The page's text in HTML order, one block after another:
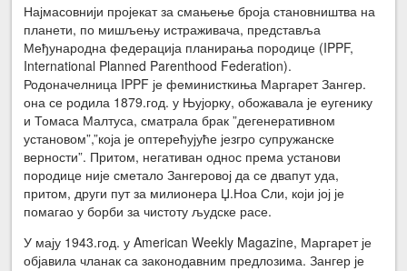
Најмасовнији пројекат за смањење броја становништва на
планети, по мишљењу истраживача, представља
Међународна федерација планирања породице (IPPF,
International Planned Parenthood Federation).
Родоначелница IPPF је феминисткиња Маргарет Зангер.
она се родила 1879.год. у Њујорку, обожавала је еугенику
и Томаса Малтуса, сматрала брак ”дегенеративном
установом”,”која је оптерећујуће језгро супружанске
верности”. Притом, негативан однос према установи
породице није сметало Зангеровој да се двапут уда,
притом, други пут за милионера Џ.Ноа Сли, који јој је
помагао у борби за чистоту људске расе.
У мају 1943.год. у American Weekly Magazine, Маргарет је
објавила чланак са законодавним предлозима. Зангер је